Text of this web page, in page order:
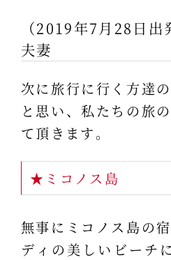
（2019年7月28日
夫妻
次に旅行に行く方達
と思い、私たちの旅
て頂きます。
★ミコノス島
無事にミコノス島の
ディの美しいビーチ